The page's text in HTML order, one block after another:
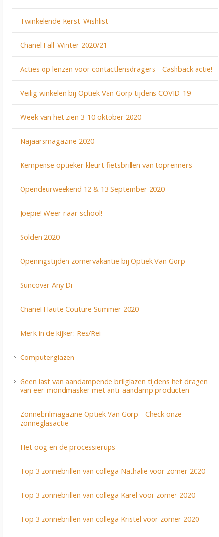
Twinkelende Kerst-Wishlist
Chanel Fall-Winter 2020/21
Acties op lenzen voor contactlensdragers - Cashback actie!
Veilig winkelen bij Optiek Van Gorp tijdens COVID-19
Week van het zien 3-10 oktober 2020
Najaarsmagazine 2020
Kempense optieker kleurt fietsbrillen van toprenners
Opendeurweekend 12 & 13 September 2020
Joepie! Weer naar school!
Solden 2020
Openingstijden zomervakantie bij Optiek Van Gorp
Suncover Any Di
Chanel Haute Couture Summer 2020
Merk in de kijker: Res/Rei
Computerglazen
Geen last van aandampende brilglazen tijdens het dragen
van een mondmasker met anti-aandamp producten
Zonnebrilmagazine Optiek Van Gorp - Check onze
zonneglasactie
Het oog en de processierups
Top 3 zonnebrillen van collega Nathalie voor zomer 2020
Top 3 zonnebrillen van collega Karel voor zomer 2020
Top 3 zonnebrillen van collega Kristel voor zomer 2020